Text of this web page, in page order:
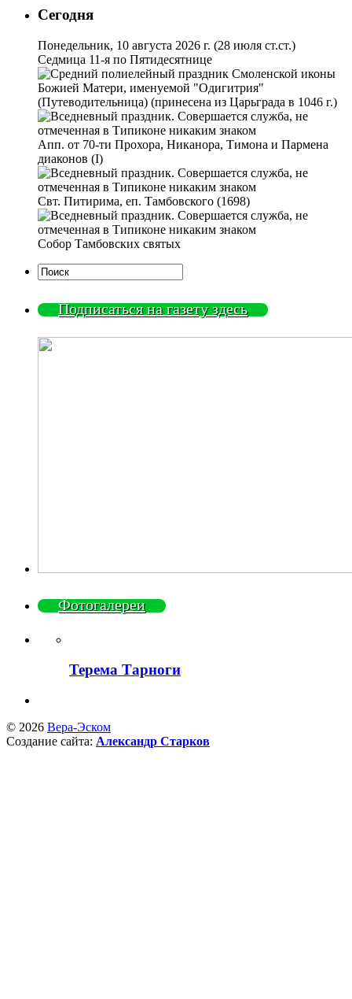
Сегодня
Понедельник, 10 августа 2026 г. (28 июля ст.ст.)
Седмица 11-я по Пятидесятнице
Смоленской иконы
Божией Матери, именуемой "Одигитрия"
(Путеводительница) (принесена из Царьграда в 1046 г.)
Апп. от 70-ти Прохора, Никанора, Тимона и Пармена
диаконов (I)
Свт. Питирима, еп. Тамбовского (1698)
Собор Тамбовских святых
Подписаться на газету здесь
Фотогалереи
Терема Тарноги
© 2026 Вера-Эском
Создание сайта: Александр Старков